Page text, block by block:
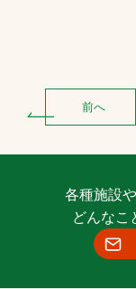
前へ
各種施設
どんなこ